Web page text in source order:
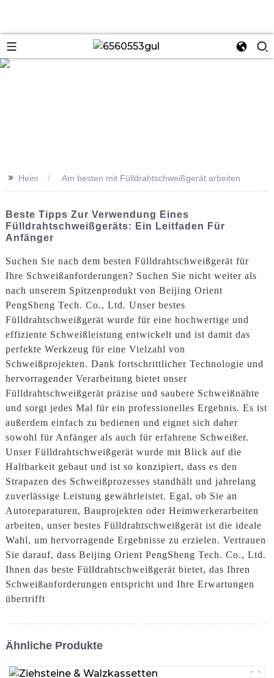
>> Heim Am besten mit Fülldrahtschweißgerät arbeiten
Beste Tipps Zur Verwendung Eines
Fülldrahtschweißgeräts: Ein Leitfaden Für
Anfänger
Suchen Sie nach dem besten Fülldrahtschweißgerät für
Ihre Schweißanforderungen? Suchen Sie nicht weiter als
nach unserem Spitzenprodukt von Beijing Orient
PengSheng Tech. Co., Ltd. Unser bestes
Fülldrahtschweißgerät wurde für eine hochwertige und
effiziente Schweißleistung entwickelt und ist damit das
perfekte Werkzeug für eine Vielzahl von
Schweißprojekten. Dank fortschrittlicher Technologie und
hervorragender Verarbeitung bietet unser
Fülldrahtschweißgerät präzise und saubere Schweißnähte
und sorgt jedes Mal für ein professionelles Ergebnis. Es ist
außerdem einfach zu bedienen und eignet sich daher
sowohl für Anfänger als auch für erfahrene Schweißer.
Unser Fülldrahtschweißgerät wurde mit Blick auf die
Haltbarkeit gebaut und ist so konzipiert, dass es den
Strapazen des Schweißprozesses standhält und jahrelang
zuverlässige Leistung gewährleistet. Egal, ob Sie an
Autoreparaturen, Bauprojekten oder Heimwerkerarbeiten
arbeiten, unser bestes Fülldrahtschweißgerät ist die ideale
Wahl, um hervorragende Ergebnisse zu erzielen. Vertrauen
Sie darauf, dass Beijing Orient PengSheng Tech. Co., Ltd.
Ihnen das beste Fülldrahtschweißgerät bietet, das Ihren
Schweißanforderungen entspricht und Ihre Erwartungen
übertrifft
Ähnliche Produkte